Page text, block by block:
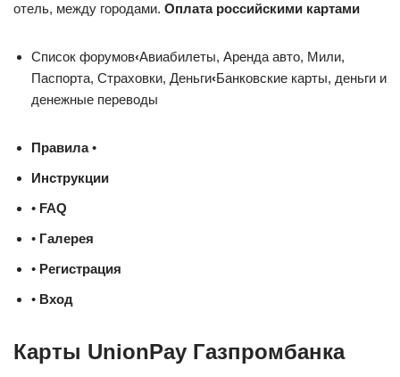
отель, между городами. Оплата российскими картами
Список форумов‹Авиабилеты, Аренда авто, Мили,
Паспорта, Страховки, Деньги‹Банковские карты, деньги и
денежные переводы
Правила•
Инструкции
• FAQ
• Галерея
• Регистрация
• Вход
Карты UnionPay Газпромбанка